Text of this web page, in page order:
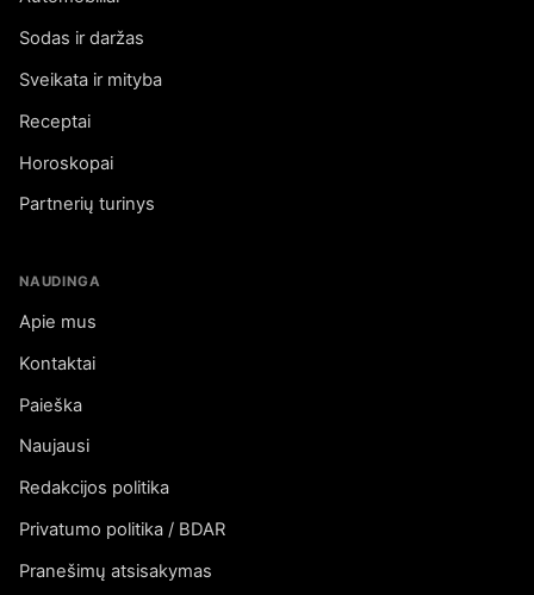
Sodas ir daržas
Sveikata ir mityba
Receptai
Horoskopai
Partnerių turinys
NAUDINGA
Apie mus
Kontaktai
Paieška
Naujausi
Redakcijos politika
Privatumo politika / BDAR
Pranešimų atsisakymas